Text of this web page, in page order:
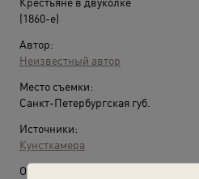
(1860-е)
Автор:
Неизвестный автор
Место съемки:
Санкт-Петербургская губ.
Источники:
Кунсткамера
О фотографии: